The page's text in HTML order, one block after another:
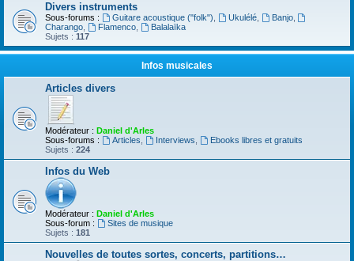
Divers instruments
Sous-forums : Guitare acoustique ("folk") Ukulélé, Banjo,
Charango
Flamenco,
Balalaïka
Sujets : 117
Infos musicales
Articles divers
Modérateur : Daniel d'Arles
Sous-forums :
Articles Interviews
Ebooks libres et gratuits
Sujets : 224
Infos du Web
Modérateur : Daniel d'Arles
Sous-forum :
Sites de musique
Sujets : 181
Nouvelles de toutes sortes, concerts, partitions…